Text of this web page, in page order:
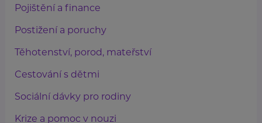
Pojištění a finance
Postižení a poruchy
Těhotenství, porod, mateřství
Cestování s dětmi
Sociální dávky pro rodiny
Krize a pomoc v nouzi